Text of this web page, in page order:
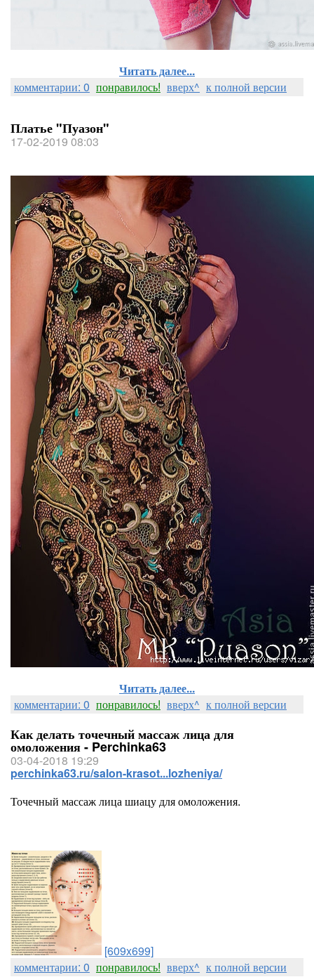
Читать далее...
комментарии: 0 понравилось! вверх^ к полной версии
Платье "Пуазон"
17-02-2019 08:03
Читать далее...
комментарии: 0 понравилось! вверх^ к полной версии
Как делать точечный массаж лица для
омоложения - Perchinka63
03-04-2018 19:29
perchinka63.ru/salon-krasot...lozheniya/
Точечный массаж лица шиацу для омоложения.
[609x699]
комментарии: 0 понравилось! вверх^ к полной версии